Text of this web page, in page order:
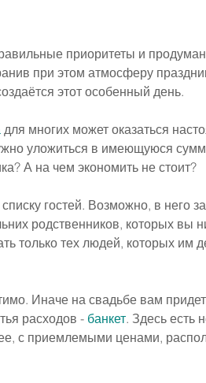
приоритеты и
при этом атмосферу
этот особенный день.
для многих может оказаться
уложиться в имеющуюся
А на чем экономить не стоит?
гостей. Возможно, в него
родственников, которых вы
только тех людей, которых им
Иначе на свадьбе вам
расходов - банкет. Здесь есть
с приемлемыми ценами,